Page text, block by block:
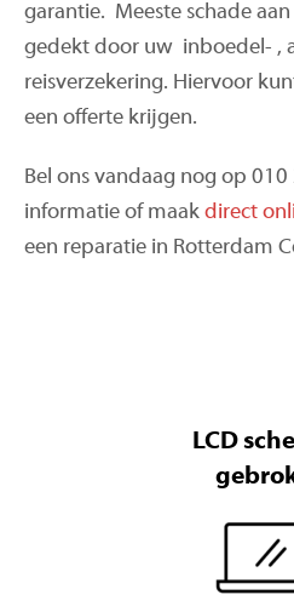
garantie. Meeste schade
gedekt door uw inboedel- ,
reisverzekering. Hiervoor
een offerte krijgen.
Bel ons vandaag nog op
informatie of maak direct
een reparatie in Rotterdam
LCD